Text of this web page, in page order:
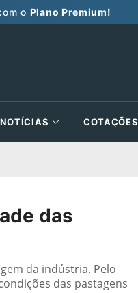
o Plano Premium!
NOTÍCIAS COTAÇÕES
das
da indústria. Pelo
das pastagens